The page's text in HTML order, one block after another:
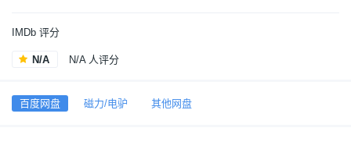
IMDb 评分
N/A N/A 人评分
百度网盘 磁力/电驴 其他网盘